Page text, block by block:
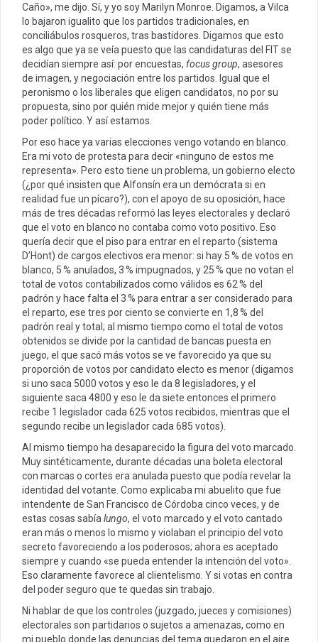
Caño», me dijo. Sí, y yo soy Marilyn Monroe. Digamos, a Vilca
lo bajaron igualito que los partidos tradicionales, en
conciliábulos rosqueros, tras bastidores. Digamos que esto
es algo que ya se veía puesto que las candidaturas del FIT se
decidían siempre así: por encuestas, focus group, asesores
de imagen, y negociación entre los partidos. Igual que el
peronismo o los liberales que eligen candidatos, no por su
propuesta, sino por quién mide mejor y quién tiene más
poder político. Y así estamos.
Por eso hace ya varias elecciones vengo votando en blanco.
Era mi voto de protesta para decir «ninguno de estos me
representa». Pero esto tiene un problema, un gobierno electo
(¿por qué insisten que Alfonsín era un demócrata si en
realidad fue un pícaro?), con el apoyo de su oposición, hace
más de tres décadas reformó las leyes electorales y declaró
que el voto en blanco no contaba como voto positivo. Eso
quería decir que el piso para entrar en el reparto (sistema
D’Hont) de cargos electivos era menor: si hay 5 % de votos en
blanco, 5 % anulados, 3 % impugnados, y 25 % que no votan el
total de votos contabilizados como válidos es 62 % del
padrón y hace falta el 3 % para entrar a ser considerado para
el reparto, ese tres por ciento se convierte en 1,8 % del
padrón real y total; al mismo tiempo como el total de votos
obtenidos se divide por la cantidad de bancas puesta en
juego, el que sacó más votos se ve favorecido ya que su
proporción de votos por candidato electo es menor (digamos
si uno saca 5000 votos y eso le da 8 legisladores, y el
siguiente saca 4800 y eso le da siete entonces el primero
recibe 1 legislador cada 625 votos recibidos, mientras que el
segundo recibe un legislador cada 685 votos).
Al mismo tiempo ha desaparecido la figura del voto marcado.
Muy sintéticamente, durante décadas una boleta electoral
con marcas o cortes era anulada puesto que podía revelar la
identidad del votante. Como explicaba mi abuelito que fue
intendente de San Francisco de Córdoba cinco veces, y de
estas cosas sabía lungo, el voto marcado y el voto cantado
eran más o menos lo mismo y violaban el principio del voto
secreto favoreciendo a los poderosos; ahora es aceptado
siempre y cuando «se pueda entender la intención del voto».
Eso claramente favorece al clientelismo. Y si votas en contra
del poder seguro que te quedas sin trabajo.
Ni hablar de que los controles (juzgado, jueces y comisiones)
electorales son partidarios o sujetos a amenazas, como en
mi pueblo donde las denuncias del tema quedaron en el aire